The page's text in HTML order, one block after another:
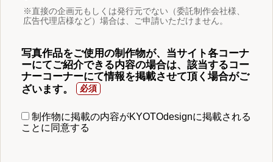
※直接の企画元もしくは発行元でない（委託制作会社様、
広告代理店様など）場合は、ご申請いただけません。
写真作品をご使用の制作物が、当サイト各コーナ
ーにてご紹介できる内容の場合は、該当するコー
ナーコーナーにて情報を掲載させて頂く場合がご
ざいます。
制作物に掲載の内容がKYOTOdesignに掲載される
ことに同意する